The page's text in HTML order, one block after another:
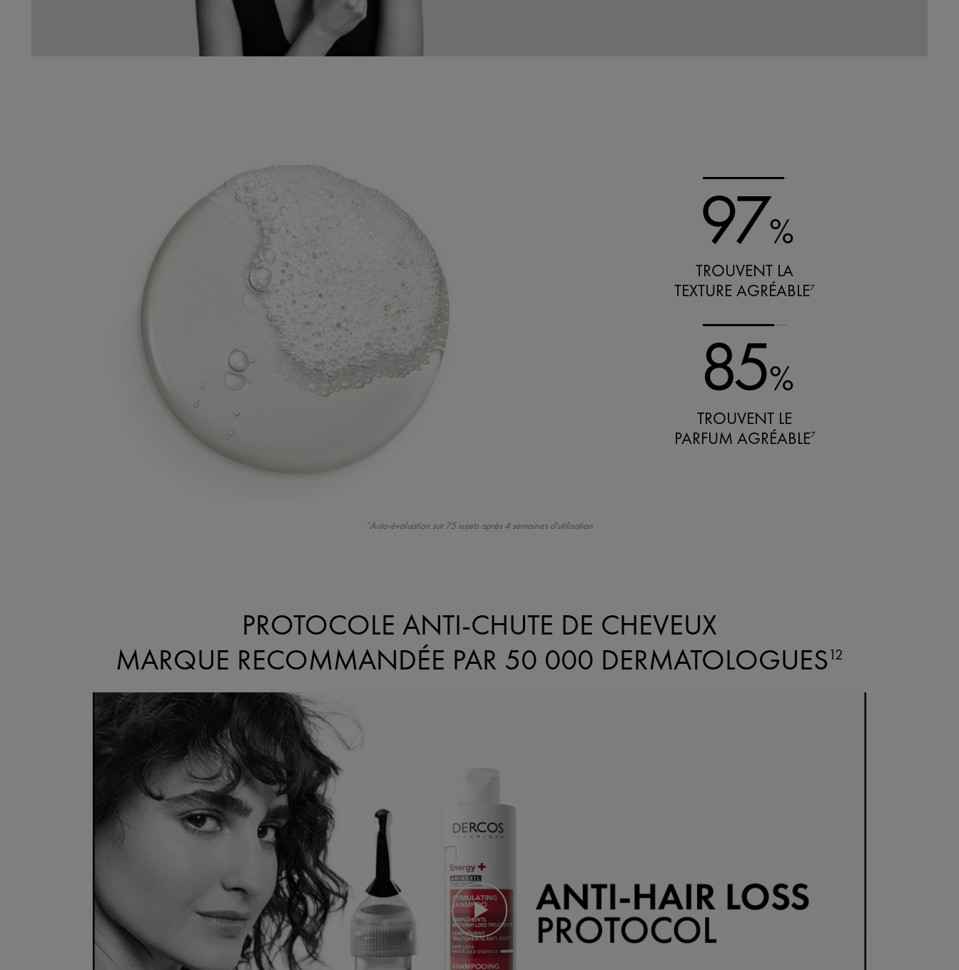
97%
TROUVENT LA
TEXTURE AGRÉABLE7
85%
TROUVENT LE
PARFUM AGRÉABLE7
7Auto-évaluation sur 75 sujets après 4 semaines d'utilisation
PROTOCOLE ANTI-CHUTE DE CHEVEUX
MARQUE RECOMMANDÉE PAR 50 000 DERMATOLOGUES12